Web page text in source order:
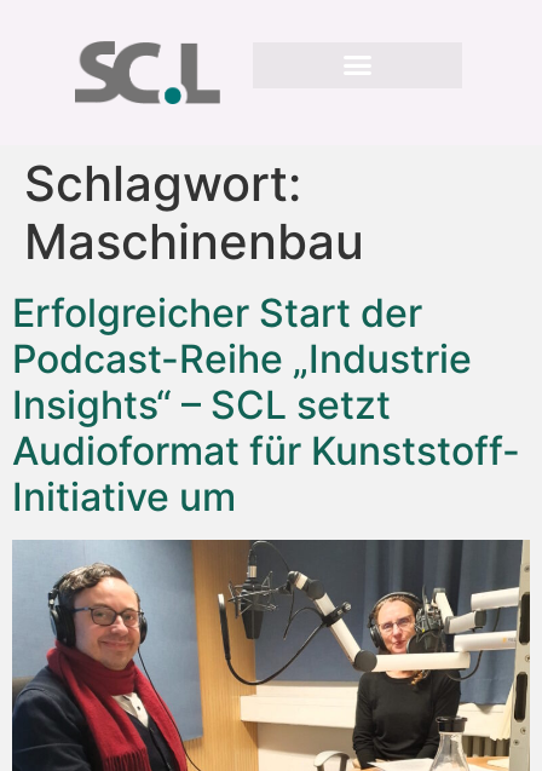
Schlagwort:
Maschinenbau
Erfolgreicher Start der
Podcast-Reihe „Industrie
Insights“ – SCL setzt
Audioformat für Kunststoff-
Initiative um